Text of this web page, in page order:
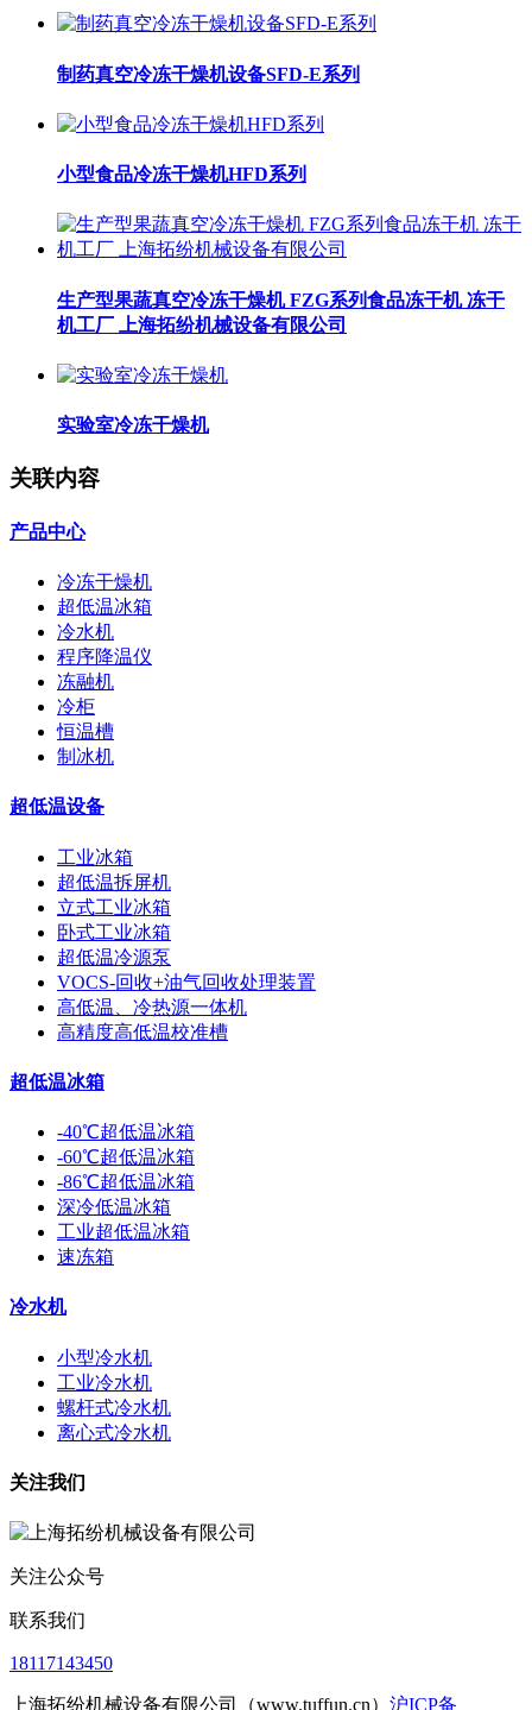
制药真空冷冻干燥机设备SFD-E系列
小型食品冷冻干燥机HFD系列
生产型果蔬真空冷冻干燥机 FZG系列食品冻干机 冻干
机工厂 上海拓纷机械设备有限公司
实验室冷冻干燥机
关联内容
产品中心
冷冻干燥机
超低温冰箱
冷水机
程序降温仪
冻融机
冷柜
恒温槽
制冰机
超低温设备
工业冰箱
超低温拆屏机
立式工业冰箱
卧式工业冰箱
超低温冷源泵
VOCS-回收+油气回收处理装置
高低温、冷热源一体机
高精度高低温校准槽
超低温冰箱
-40℃超低温冰箱
-60℃超低温冰箱
-86℃超低温冰箱
深冷低温冰箱
工业超低温冰箱
速冻箱
冷水机
小型冷水机
工业冷水机
螺杆式冷水机
离心式冷水机
关注我们
关注公众号
联系我们
18117143450
上海拓纷机械设备有限公司（www.tuffun.cn） 沪ICP备